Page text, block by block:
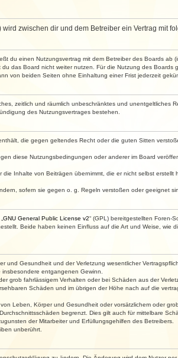
wird zwischen dir und dem Betreiber ein Vertrag mit
du einen Nutzungsvertrag mit dem Betreiber des Boards
das Board nicht weiter nutzen. Für die Nutzung des Boards
von beiden Seiten ohne Einhaltung einer Frist jederzeit
zeitlich und räumlich unbeschränktes und unentgeltliches
des Nutzungsvertrages bestehen.
die gegen geltendes Recht oder die guten Sitten
diese Nutzungsbedingungen oder anderer im Board
Inhalte von Beiträgen übernimmt, die er nicht selbst
sofern sie gegen o. g. Regeln verstoßen oder geeignet
GNU General Public License v2“ (GPL) bereitgestellten Foren-
Beide haben keinen Einfluss auf die Art und Weise,
und Gesundheit und der Verletzung wesentlicher
entgangenen Gewinn.
grob fahrlässigem Verhalten oder bei Schäden aus der
Schäden und im übrigen der Höhe nach auf die
Leben, Körper und Gesundheit oder vorsätzlichem oder
begrenzt. Dies gilt auch für mittelbare
der Mitarbeiter und Erfüllungsgehilfen des Betreibers.
unberührt.